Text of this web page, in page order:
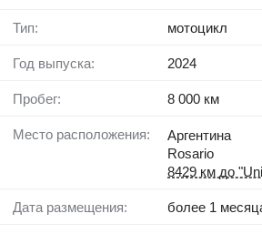
Тип: мотоцикл
Год выпуска: 2024
Пробег: 8 000 км
Место расположения:
Аргентина
Rosario
8429 км до
Дата размещения: более 1